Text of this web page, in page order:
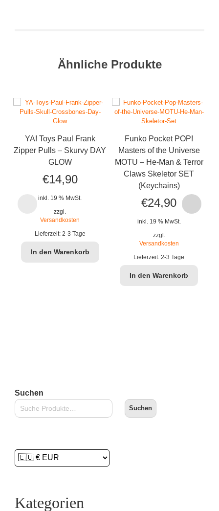
Ähnliche Produkte
YA! Toys Paul Frank
Zipper Pulls – Skurvy DAY
GLOW
€14,90
inkl. 19 % MwSt.
zzgl.
Versandkosten
Lieferzeit: 2-3 Tage
In den Warenkorb
Funko Pocket POP!
Masters of the Universe
MOTU – He-Man & Terror
Claws Skeletor SET
(Keychains)
€24,90
inkl. 19 % MwSt.
zzgl.
Versandkosten
Lieferzeit:2-3 Tage
In den Warenkorb
Suchen
Suchen
Kategorien